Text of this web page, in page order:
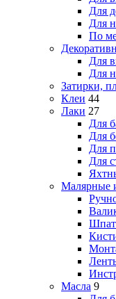
Для
Для
По
Для
Для
Затирки,
Клеи 44
Лаки 27
Для
Для
Для
Для
Малярные
Масла 9